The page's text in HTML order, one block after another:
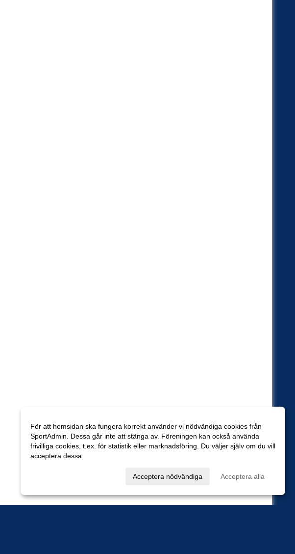
För att hemsidan ska fungera korrekt använder vi nödvändiga cookies från
SportAdmin. Dessa går inte att stänga av. Föreningen kan också använda
frivilliga cookies, t.ex. för statistik eller marknadsföring. Du väljer själv om du vill
acceptera dessa.
Acceptera nödvändiga Acceptera alla